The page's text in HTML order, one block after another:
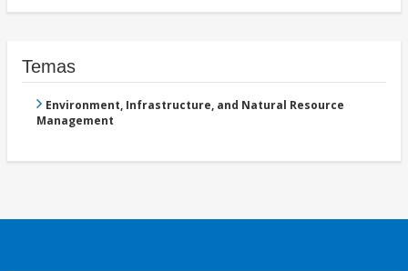
Temas
Environment, Infrastructure, and Natural Resource
Management